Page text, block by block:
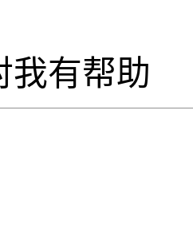
我有帮助